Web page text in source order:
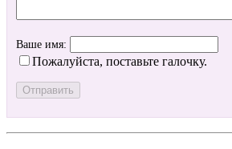
Ваше имя:
Пожалуйста, поставьте галочку.